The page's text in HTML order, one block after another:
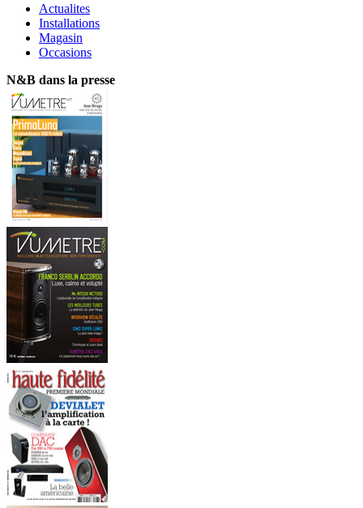
Actualites
Installations
Magasin
Occasions
N&B dans la presse